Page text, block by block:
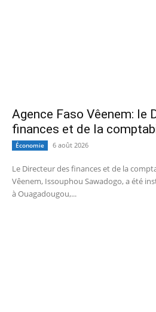
Agence Faso Vêenem: le
finances et de la
Économie 6 août 2026
Le Directeur des finances et de la
Vêenem, Issouphou Sawadogo, a été
à Ouagadougou,...